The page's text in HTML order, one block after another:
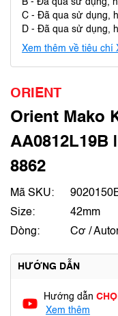
B - Đã qua sử dụng,
C - Đã qua sử dụng,
D - Đã qua sử dụng,
Xem thêm về tiêu chí
ORIENT
Orient Mako
AA0812L19B
8862
Mã SKU:
Size:
42mm
Dòng:
Cơ /
HƯỚNG DẪN
Hướng dẫn
Xem thêm